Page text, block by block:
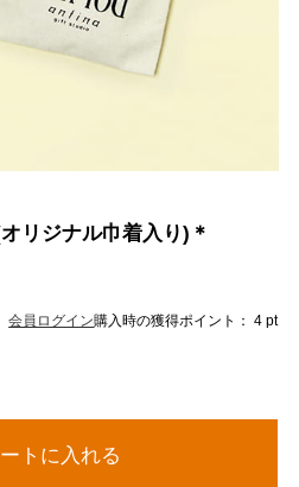
リジナル巾着入り)＊
会員ログイン購入時の獲得ポイント： 4 pt
トに入れる